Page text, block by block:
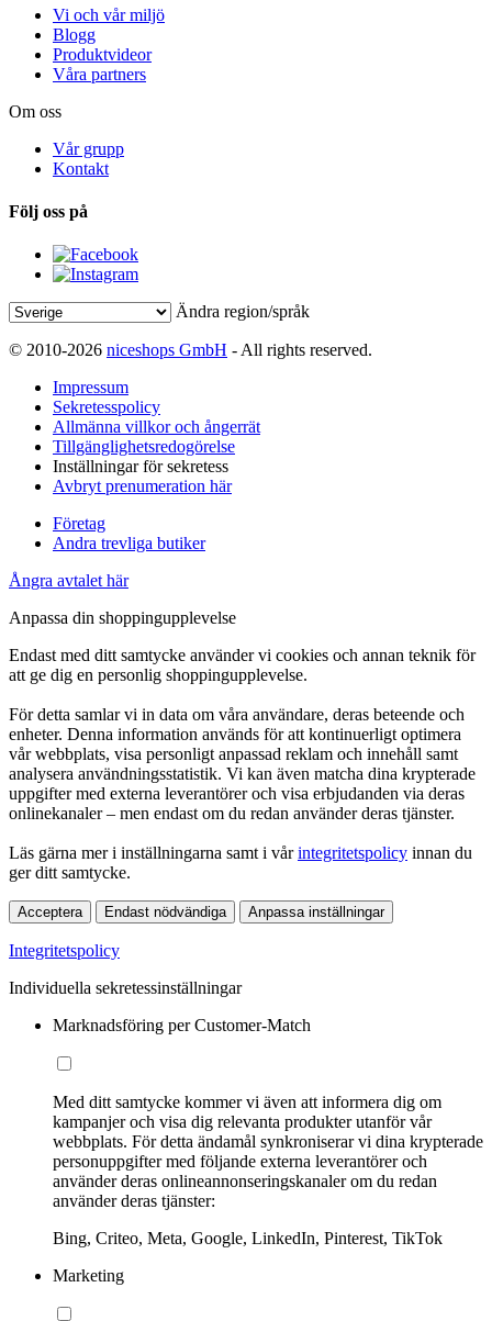
Vi och vår miljö
Blogg
Produktvideor
Våra partners
Om oss
Vår grupp
Kontakt
Följ oss på
Ändra region/språk
© 2010-2026 niceshops GmbH - All rights reserved.
Impressum
Sekretesspolicy
Allmänna villkor och ångerrät
Tillgänglighetsredogörelse
Inställningar för sekretess
Avbryt prenumeration här
Företag
Andra trevliga butiker
Ångra avtalet här
Anpassa din shoppingupplevelse
Endast med ditt samtycke använder vi cookies och annan teknik för
att ge dig en personlig shoppingupplevelse.
För detta samlar vi in data om våra användare, deras beteende och
enheter. Denna information används för att kontinuerligt optimera
vår webbplats, visa personligt anpassad reklam och innehåll samt
analysera användningsstatistik. Vi kan även matcha dina krypterade
uppgifter med externa leverantörer och visa erbjudanden via deras
onlinekanaler – men endast om du redan använder deras tjänster.
Läs gärna mer i inställningarna samt i vårintegritetspolicy innan du
ger ditt samtycke.
Acceptera Endast nödvändiga Anpassa inställningar
Integritetspolicy
Individuella sekretessinställningar
Marknadsföring per Customer-Match
Med ditt samtycke kommer vi även att informera dig om
kampanjer och visa dig relevanta produkter utanför vår
webbplats. För detta ändamål synkroniserar vi dina krypterade
personuppgifter med följande externa leverantörer och
använder deras onlineannonseringskanaler om du redan
använder deras tjänster:
Bing, Criteo, Meta, Google, LinkedIn, Pinterest, TikTok
Marketing